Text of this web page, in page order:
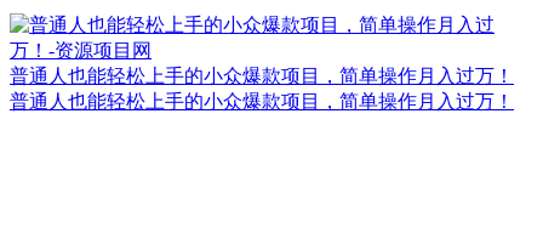
普通人也能轻松上手的小众爆款项目，简单操作月入过万！
普通人也能轻松上手的小众爆款项目，简单操作月入过万！